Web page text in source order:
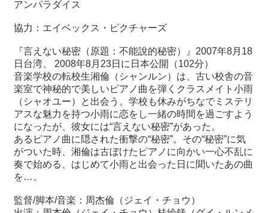
プ
アンパラダイス
協力：エイベックス・ピクチャーズ
『言えない秘密（原題：不能說的秘密）』 2007年8月 18
日台湾、
2008年8月 23日に日本公開（102分）
音楽学校の転校生湘倫（シャンルン）は、古い校舎の音
楽室で神秘的で美しいピアノ曲を弾くクラスメイト小雨
（シャオユー）と出会う。学校も休みがちなでミステリ
アスな魅力を持つ小雨に恋をし一緒の時間を過ごすよう
になったが、彼女には“言えない秘密”があった。
あるピアノ曲に隠された衝撃の“秘密”。その“秘密”に気
がついた時、湘倫は古ぼけたピアノに向かい一心不乱に
奏で始める、はじめて小雨と出会った日に聞いたあの曲
を…。
監督/脚本/音楽：周杰倫（ジェイ・チョウ）